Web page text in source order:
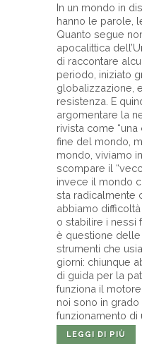
In un mondo in
hanno le parole,
Quanto segue
apocalittica
di raccontare
periodo, iniziato
globalizzazione,
resistenza. E
argomentare la
rivista come “una
fine del mondo,
mondo, viviamo
scompare il
invece il mondo
sta radicalmente
abbiamo
o stabilire i nessi
è questione
strumenti che
giorni: chiunque
di guida per la
funziona il
noi sono in
funzionamento di
LEGGI DI PIÙ